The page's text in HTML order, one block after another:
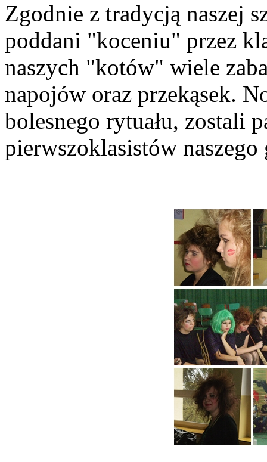
Zgodnie z tradycją naszej
poddani "koceniu" przez
naszych "kotów" wiele
napojów oraz przekąsek.
bolesnego rytuału, zostali
pierwszoklasistów